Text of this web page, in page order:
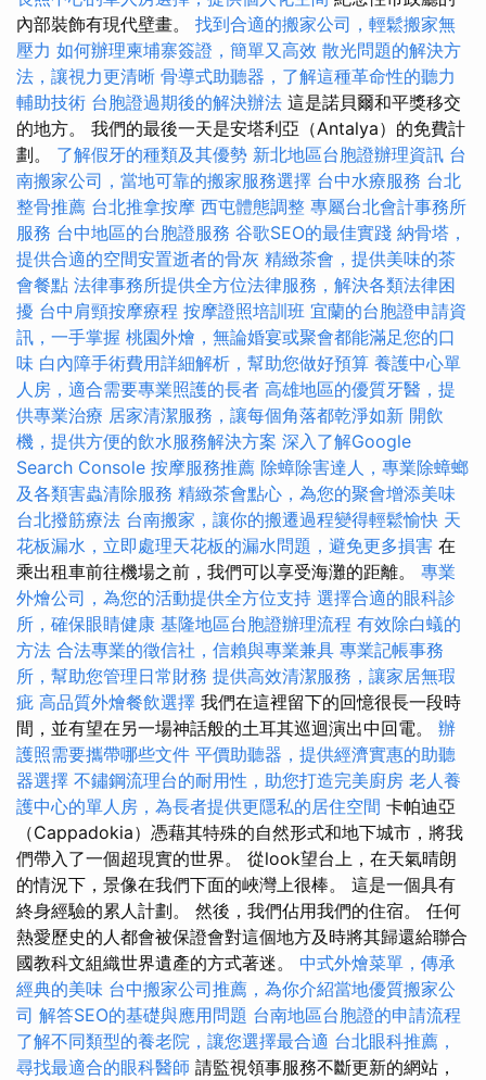
內部裝飾有現代壁畫。 找到合適的搬家公司，輕鬆搬家無
壓力 如何辦理柬埔寨簽證，簡單又高效 散光問題的解決方
法，讓視力更清晰 骨導式助聽器，了解這種革命性的聽力
輔助技術 台胞證過期後的解決辦法 這是諾貝爾和平獎移交
的地方。 我們的最後一天是安塔利亞（Antalya）的免費計
劃。 了解假牙的種類及其優勢 新北地區台胞證辦理資訊 台
南搬家公司，當地可靠的搬家服務選擇 台中水療服務 台北
整骨推薦 台北推拿按摩 西屯體態調整 專屬台北會計事務所
服務 台中地區的台胞證服務 谷歌SEO的最佳實踐 納骨塔，
提供合適的空間安置逝者的骨灰 精緻茶會，提供美味的茶
會餐點 法律事務所提供全方位法律服務，解決各類法律困
擾 台中肩頸按摩療程 按摩證照培訓班 宜蘭的台胞證申請資
訊，一手掌握 桃園外燴，無論婚宴或聚會都能滿足您的口
味 白內障手術費用詳細解析，幫助您做好預算 養護中心單
人房，適合需要專業照護的長者 高雄地區的優質牙醫，提
供專業治療 居家清潔服務，讓每個角落都乾淨如新 開飲
機，提供方便的飲水服務解決方案 深入了解Google
Search Console 按摩服務推薦 除蟑除害達人，專業除蟑螂
及各類害蟲清除服務 精緻茶會點心，為您的聚會增添美味
台北撥筋療法 台南搬家，讓你的搬遷過程變得輕鬆愉快 天
花板漏水，立即處理天花板的漏水問題，避免更多損害 在
乘出租車前往機場之前，我們可以享受海灘的距離。 專業
外燴公司，為您的活動提供全方位支持 選擇合適的眼科診
所，確保眼睛健康 基隆地區台胞證辦理流程 有效除白蟻的
方法 合法專業的徵信社，信賴與專業兼具 專業記帳事務
所，幫助您管理日常財務 提供高效清潔服務，讓家居無瑕
疵 高品質外燴餐飲選擇 我們在這裡留下的回憶很長一段時
間，並有望在另一場神話般的土耳其巡迴演出中回電。 辦
護照需要攜帶哪些文件 平價助聽器，提供經濟實惠的助聽
器選擇 不鏽鋼流理台的耐用性，助您打造完美廚房 老人養
護中心的單人房，為長者提供更隱私的居住空間 卡帕迪亞
（Cappadokia）憑藉其特殊的自然形式和地下城市，將我
們帶入了一個超現實的世界。 從look望台上，在天氣晴朗
的情況下，景像在我們下面的峽灣上很棒。 這是一個具有
終身經驗的累人計劃。 然後，我們佔用我們的住宿。 任何
熱愛歷史的人都會被保證會對這個地方及時將其歸還給聯合
國教科文組織世界遺產的方式著迷。 中式外燴菜單，傳承
經典的美味 台中搬家公司推薦，為你介紹當地優質搬家公
司 解答SEO的基礎與應用問題 台南地區台胞證的申請流程
了解不同類型的養老院，讓您選擇最合適 台北眼科推薦，
尋找最適合的眼科醫師 請監視領事服務不斷更新的網站，